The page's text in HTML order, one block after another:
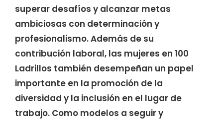
superar desafíos y alcanzar metas
ambiciosas con determinación y
profesionalismo. Además de su
contribución laboral, las mujeres en 100
Ladrillos también desempeñan un papel
importante en la promoción de la
diversidad y la inclusión en el lugar de
trabajo. Como modelos a seguir y